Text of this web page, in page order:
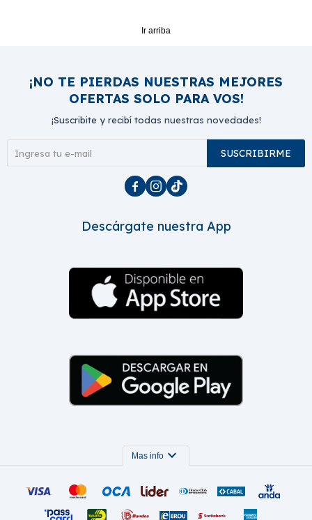
Ir arriba
¡NO TE PIERDAS NUESTRAS MEJORES
OFERTAS SOLO PARA VOS!
¡Suscribite y recibí todas nuestras novedades!
SUSCRIBIRME
  
Descárgate nuestra App
Mas info expand_more